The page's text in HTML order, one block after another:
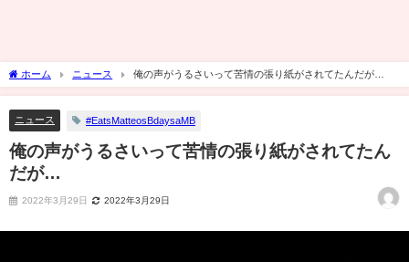
ホーム ニュース 俺の声がうるさいって苦情の張り紙がされてたんだが…
ニュース #EatsMatteosBdaysaMB
俺の声がうるさいって苦情の張り紙がされてたん
だが…
2022年3月29日 2022年3月29日